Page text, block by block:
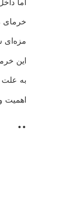
خرمای
مزه‌ای
این
به علت
اهمیت
..